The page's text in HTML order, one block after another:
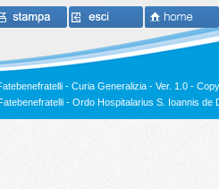
- Curia Generalizia - Ver. 1.0 -
- Ordo Hospitalarius S. Ioannis